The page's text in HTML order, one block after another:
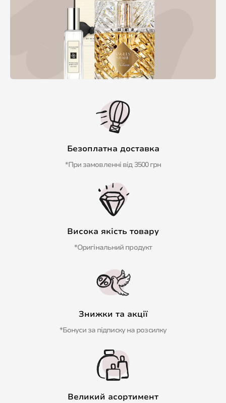
Безоплатна доставка
*При замовленні від 3500 грн
Висока якість товару
*Оригінальний продукт
Знижки та акції
*Бонуси за підписку на розсилку
Великий асортимент